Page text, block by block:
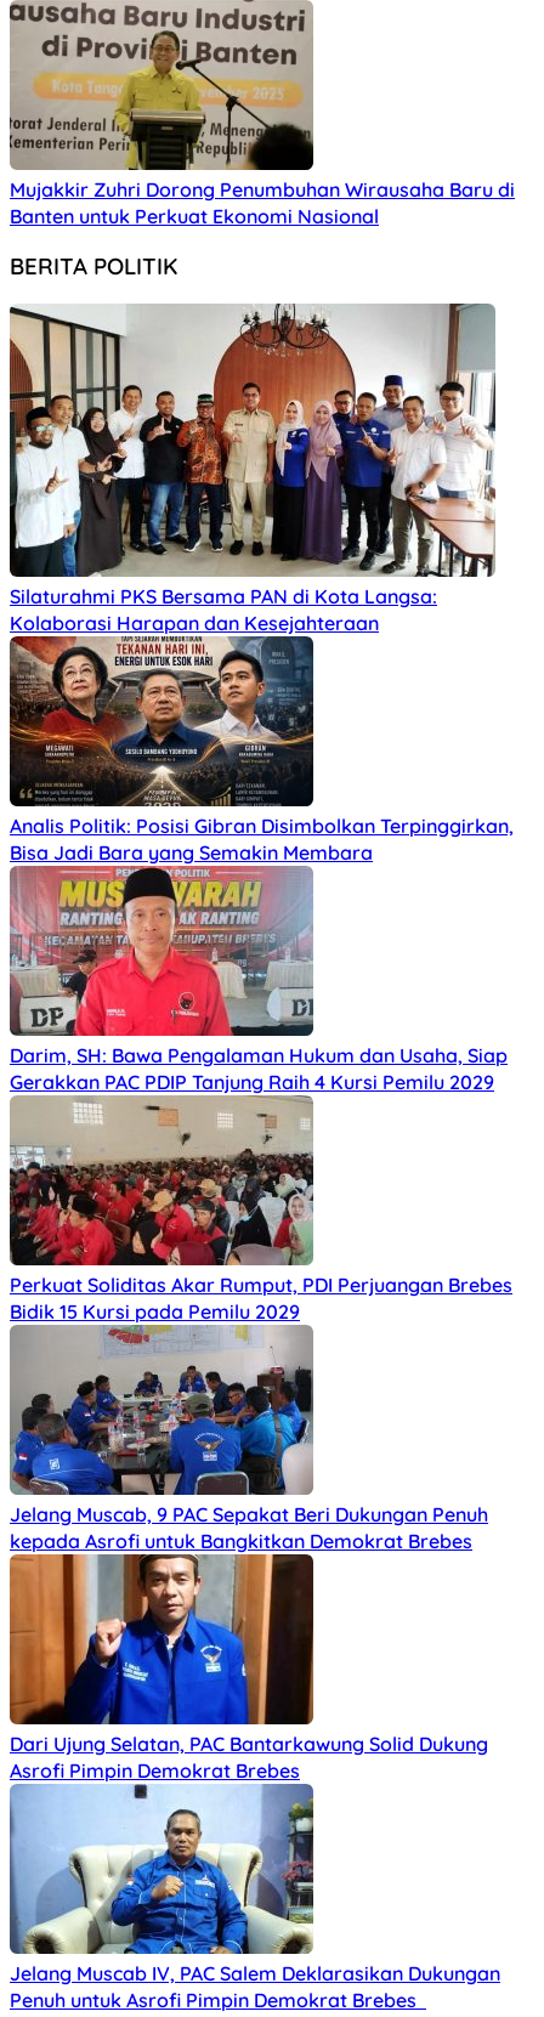
Mujakkir Zuhri Dorong Penumbuhan Wirausaha Baru di
Banten untuk Perkuat Ekonomi Nasional
BERITA POLITIK
Silaturahmi PKS Bersama PAN di Kota Langsa:
Kolaborasi Harapan dan Kesejahteraan
Analis Politik: Posisi Gibran Disimbolkan Terpinggirkan,
Bisa Jadi Bara yang Semakin Membara
Darim, SH: Bawa Pengalaman Hukum dan Usaha, Siap
Gerakkan PAC PDIP Tanjung Raih 4 Kursi Pemilu 2029
Perkuat Soliditas Akar Rumput, PDI Perjuangan Brebes
Bidik 15 Kursi pada Pemilu 2029
Jelang Muscab, 9 PAC Sepakat Beri Dukungan Penuh
kepada Asrofi untuk Bangkitkan Demokrat Brebes
Dari Ujung Selatan, PAC Bantarkawung Solid Dukung
Asrofi Pimpin Demokrat Brebes
Jelang Muscab IV, PAC Salem Deklarasikan Dukungan
Penuh untuk Asrofi Pimpin Demokrat Brebes